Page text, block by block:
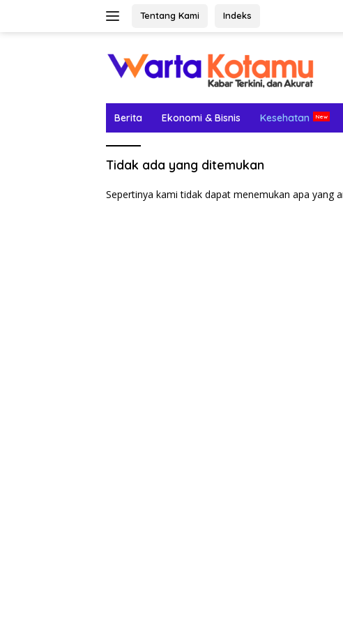
Tentang Kami Indeks
Berita Ekonomi & Bisnis Kesehatan
Tidak ada yang ditemukan
Sepertinya kami tidak dapat menemukan apa yang